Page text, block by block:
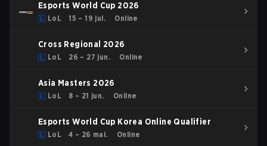
Esports World Cup 2026
LoL 15 – 19 jul. Online
Cross Regional 2026
LoL 26 – 27 jun. Online
Asia Masters 2026
LoL 8 – 21 jun. Online
Esports World Cup Korea Online Qualifier
LoL 4 – 26 mai. Online